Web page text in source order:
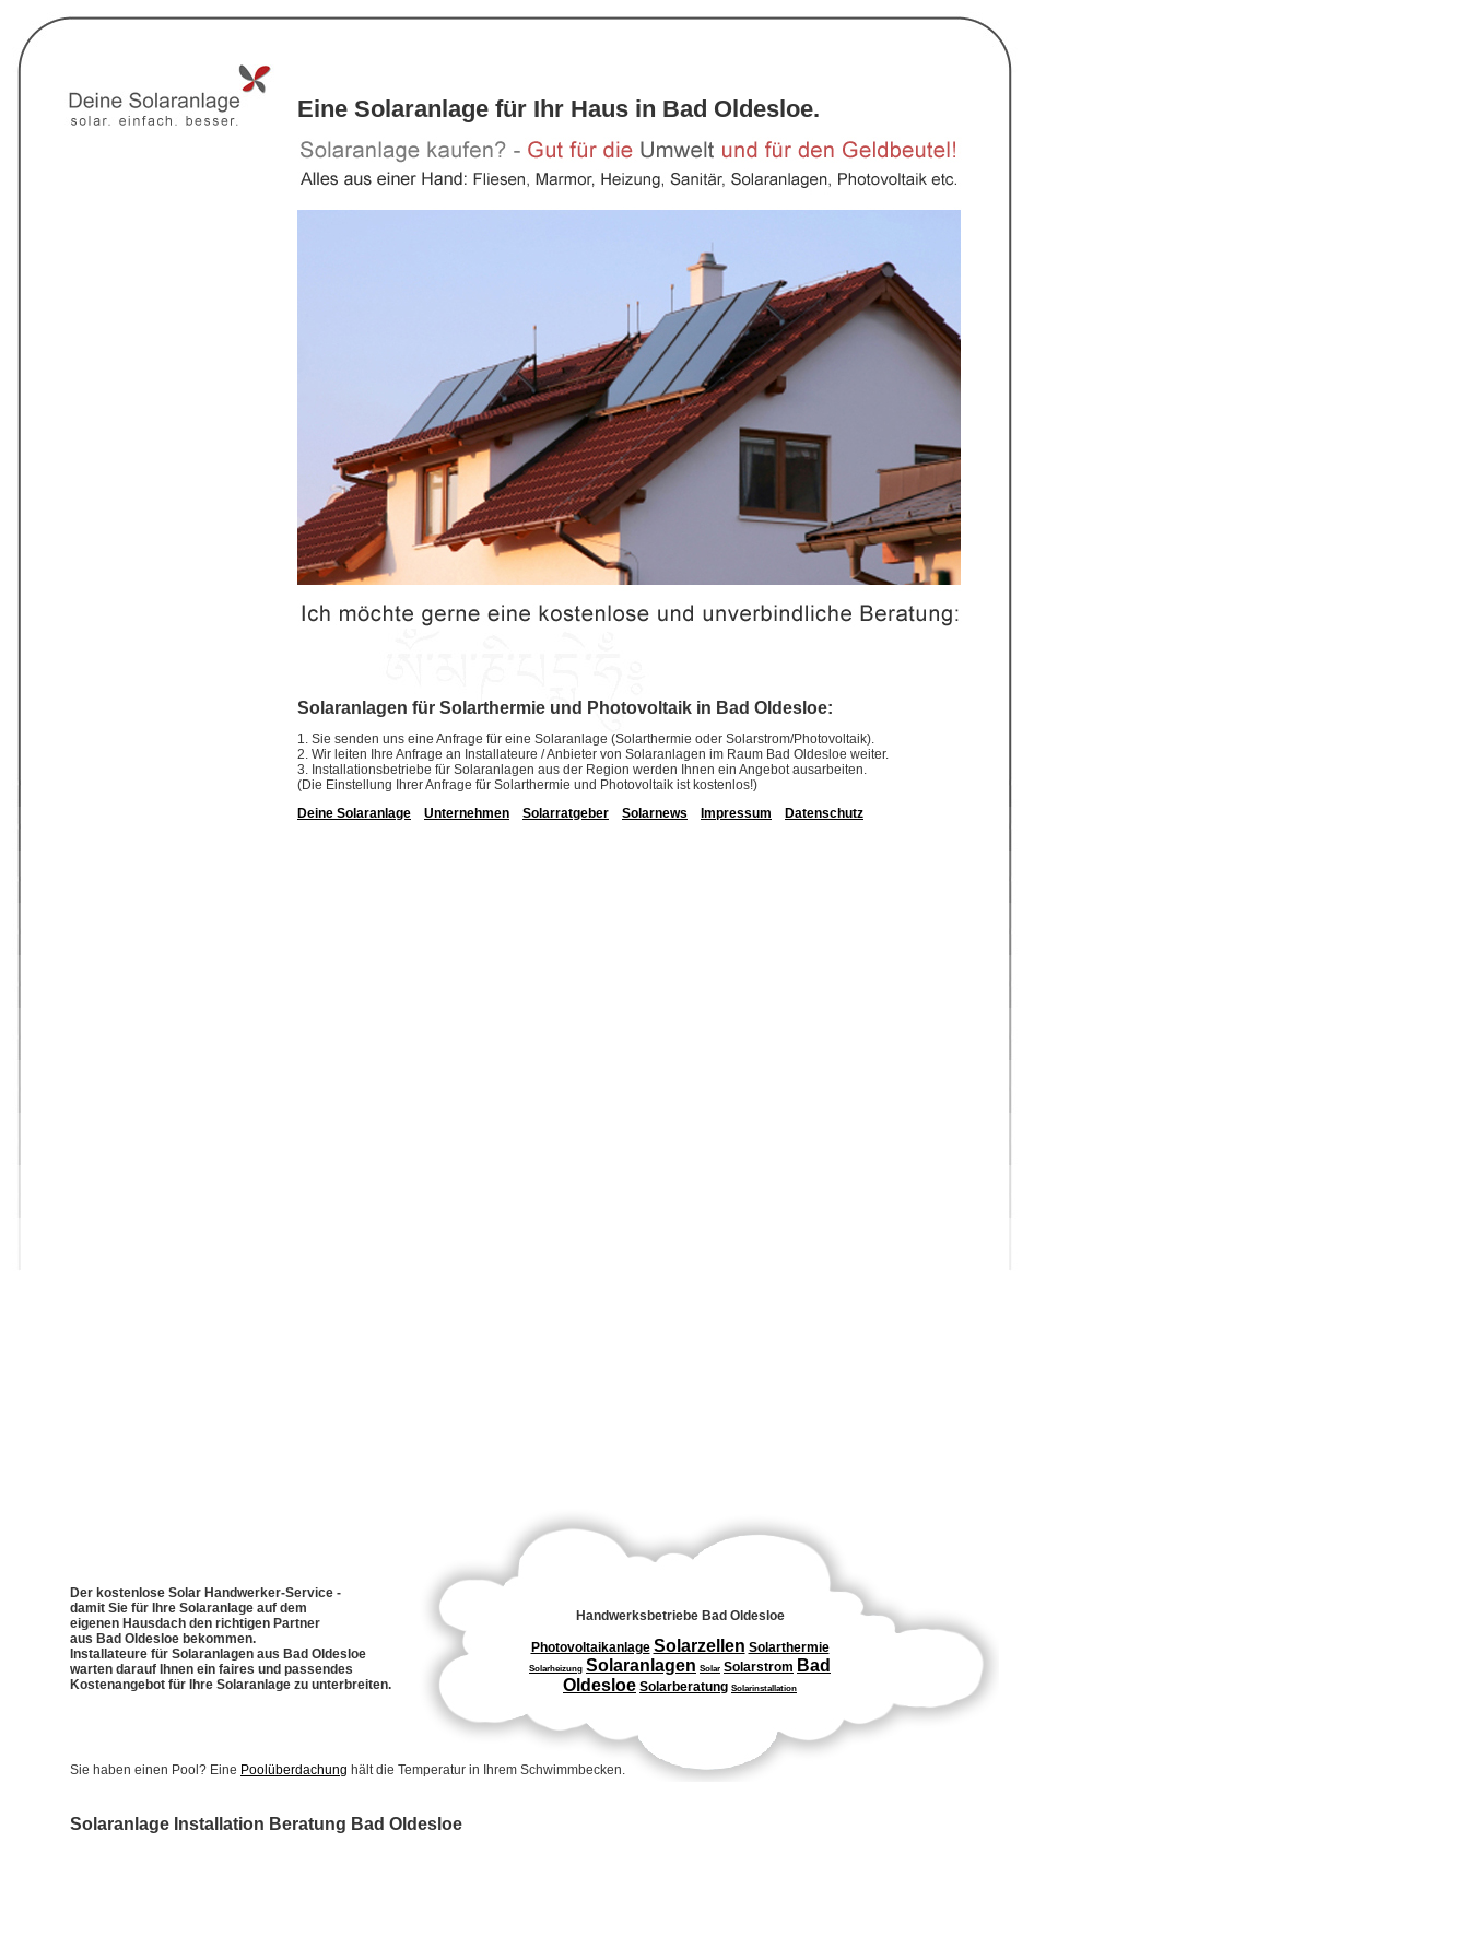
Eine Solaranlage für Ihr Haus in Bad Oldesloe.
Solaranlagen für Solarthermie und Photovoltaik in Bad Oldesloe:
1. Sie senden uns eine Anfrage für eine Solaranlage (Solarthermie oder Solarstrom/Photovoltaik).
2. Wir leiten Ihre Anfrage an Installateure / Anbieter von Solaranlagen im Raum Bad Oldesloe weiter.
3. Installationsbetriebe für Solaranlagen aus der Region werden Ihnen ein Angebot ausarbeiten.
(Die Einstellung Ihrer Anfrage für Solarthermie und Photovoltaik ist kostenlos!)
Deine Solaranlage
Unternehmen Solarratgeber Solarnews Impressum Datenschutz
Der kostenlose Solar Handwerker-Service -
damit Sie für Ihre Solaranlage auf dem
eigenen Hausdach den richtigen Partner
aus Bad Oldesloe bekommen.
Installateure für Solaranlagen aus Bad Oldesloe
warten darauf Ihnen ein faires und passendes
Kostenangebot für Ihre Solaranlage zu unterbreiten.
Handwerksbetriebe Bad Oldesloe
Photovoltaikanlage Solarzellen Solarthermie
Solarheizung Solaranlagen Solar Solarstrom Bad
Oldesloe Solarberatung Solarinstallation
Sie haben einen Pool? Eine Poolüberdachung hält die Temperatur in Ihrem Schwimmbecken.
Solaranlage Installation Beratung Bad Oldesloe